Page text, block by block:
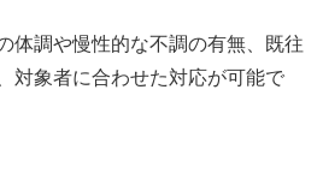
体調や慢性的な不調の有無、既往
対象者に合わせた対応が可能で